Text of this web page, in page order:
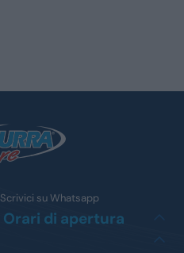
Scrivici su Whatsapp
Orari di apertura